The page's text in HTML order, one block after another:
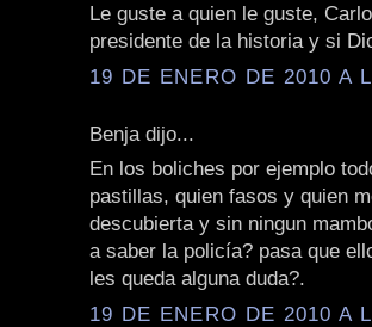
Le guste a quien le guste,
presidente de la historia y si
19 DE ENERO DE 2010 A
Benja dijo...
En los boliches por ejemplo
pastillas, quien fasos y quien
descubierta y sin ningun
a saber la policía? pasa que
les queda alguna duda?.
19 DE ENERO DE 2010 A